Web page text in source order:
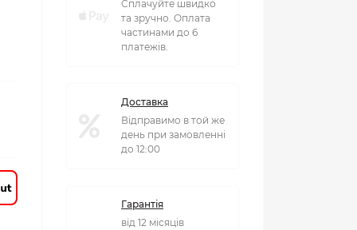
Сплачуйте швидко
та зручно. Оплата
частинами до 6
платежів.
Доставка
Відправимо в той же
день при замовленні
до 12:00
Гарантія
від 12 місяців